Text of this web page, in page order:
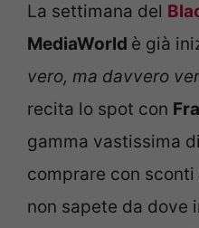
La settimana del
MediaWorld è già
vero, ma davvero
recita lo spot con
gamma vastissima
comprare con
non sapete da dove